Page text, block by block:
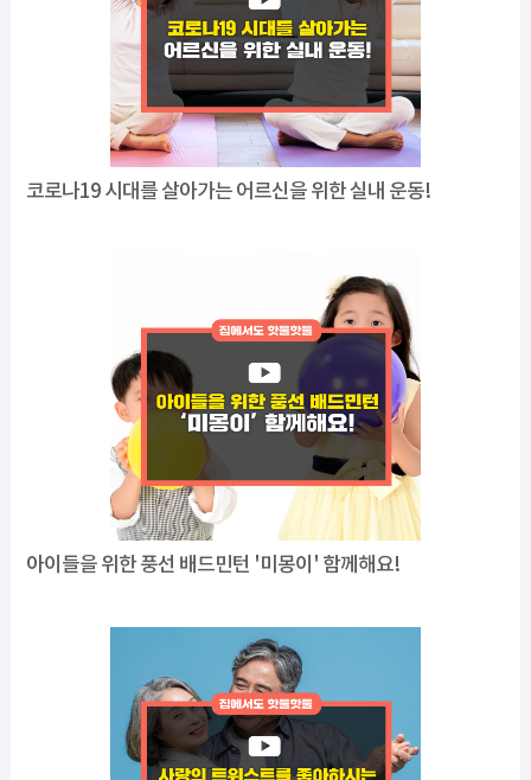
코로나19 시대를 살아가는 어르신을 위한 실내 운동!
아이들을 위한 풍선 배드민턴 '미몽이' 함께해요!